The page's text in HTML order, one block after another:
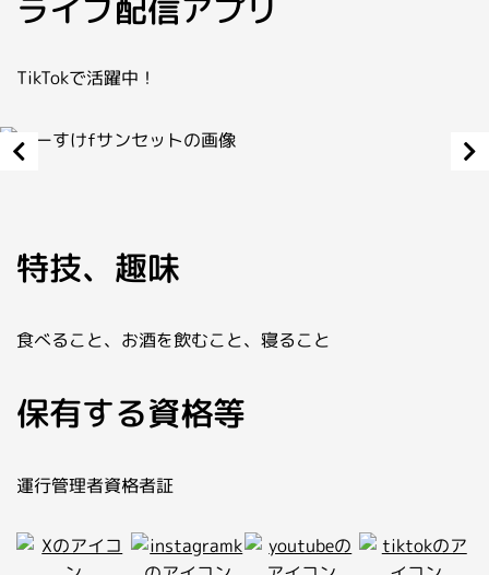
ライブ配信アプリ
TikTokで活躍中！
特技、趣味
食べること、お酒を飲むこと、寝ること
保有する資格等
運行管理者資格者証